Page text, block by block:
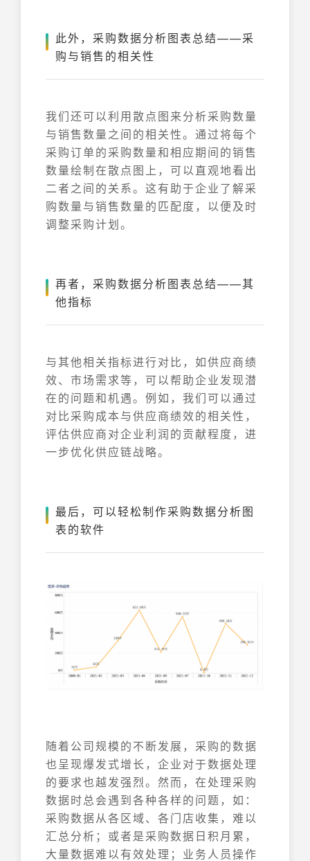
此外，采购数据分析图表总结——采
购与销售的相关性
我们还可以利用散点图来分析采购数量
与销售数量之间的相关性。通过将每个
采购订单的采购数量和相应期间的销售
数量绘制在散点图上，可以直观地看出
二者之间的关系。这有助于企业了解采
购数量与销售数量的匹配度，以便及时
调整采购计划。
再者，采购数据分析图表总结——其
他指标
与其他相关指标进行对比，如供应商绩
效、市场需求等，可以帮助企业发现潜
在的问题和机遇。例如，我们可以通过
对比采购成本与供应商绩效的相关性，
评估供应商对企业利润的贡献程度，进
一步优化供应链战略。
最后，可以轻松制作采购数据分析图
表的软件
随着公司规模的不断发展，采购的数据
也呈现爆发式增长，企业对于数据处理
的要求也越发强烈。然而，在处理采购
数据时总会遇到各种各样的问题，如：
采购数据从各区域、各门店收集，难以
汇总分析；或者是采购数据日积月累，
大量数据难以有效处理；业务人员操作